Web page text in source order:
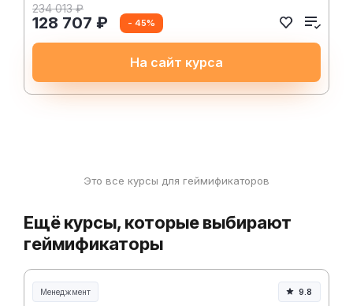
234 013 ₽
128 707 ₽ - 45%
На сайт курса
Это все курсы для геймификаторов
Ещё курсы, которые выбирают
геймификаторы
Менеджмент
Менеджмент и управление
9.8